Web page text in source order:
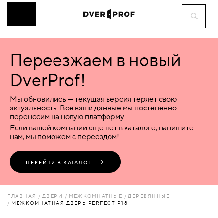
ДВЕРИ
ФУРНИТУРА
ВОРОТА
ПЕРЕГОРОДКИ
Переезжаем в новый
DverProf!
Мы обновились — текущая версия теряет свою
актуальность. Все ваши данные мы постепенно
переносим на новую платформу.
Если вашей компании еще нет в каталоге, напишите
нам, мы поможем с переездом!
ПЕРЕЙТИ В КАТАЛОГ
ГЛАВНАЯ ДВЕРИ МЕЖКОМНАТНЫЕ
ДЕРЕВЯННЫЕ
МЕЖКОМНАТНАЯ ДВЕРЬ PERFECT P18